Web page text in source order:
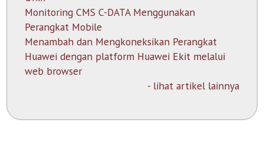
Monitoring CMS C-DATA Menggunakan
Perangkat Mobile
Menambah dan Mengkoneksikan Perangkat
Huawei dengan platform Huawei Ekit melalui
web browser
- lihat artikel lainnya